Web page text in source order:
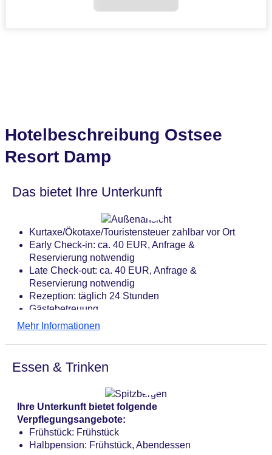
Hotelbeschreibung Ostsee
Resort Damp
Das bietet Ihre Unterkunft
Kurtaxe/Ökotaxe/Touristensteuer zahlbar vor Ort
Early Check-in: ca. 40 EUR, Anfrage &
Reservierung notwendig
Late Check-out: ca. 40 EUR, Anfrage &
Reservierung notwendig
Rezeption: täglich 24 Stunden
Gästebetreuung
Lift
Pools: 2
Kinderpool „Kinderpool im Entdeckerbad“: Januar -
Dezember, ohne Gebühr, Indoor
Aquapark „Entdeckerbad“: Januar - Dezember,
gegen Gebühr, Indoor, Wasserrutsche: ohne Gebühr,
Liegen: ohne Gebühr
Souvenirshop, Minimarkt, Boutique, Friseur
Internet: WLAN/WiFi, im gesamten Hotel (Anlage)
Waschsalon: gegen Gebühr
Mehr Informationen
Essen & Trinken
Ihre Unterkunft bietet folgende
Verpflegungsangebote:
Frühstück: Frühstück
Halbpension: Frühstück, Abendessen